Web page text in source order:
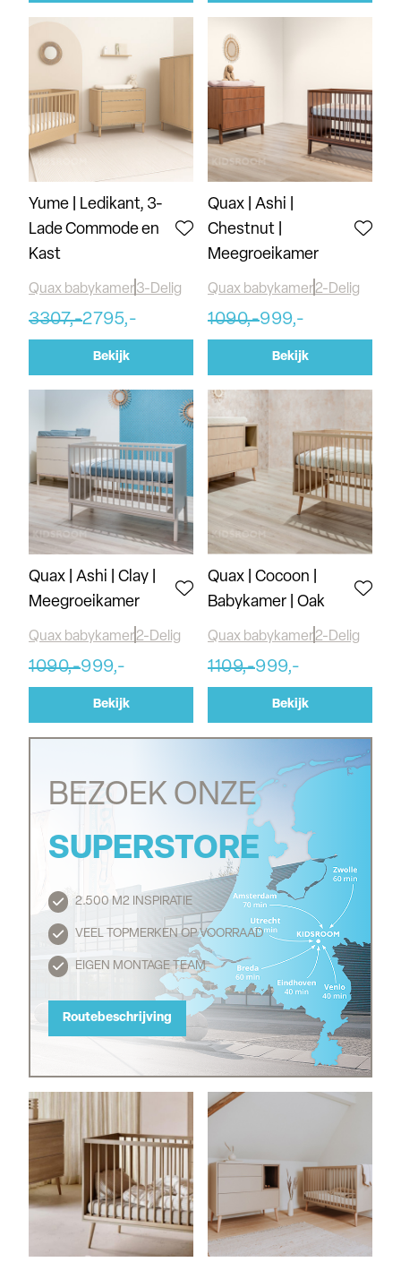
Yume | Ledikant, 3-
Lade Commode en
Kast
Quax babykamer3-Delig
3307,-2795,-
Bekijk
Quax | Ashi |
Chestnut |
Meegroeikamer
Quax babykamer2-Delig
1090,-999,-
Bekijk
Quax | Ashi | Clay |
Meegroeikamer
Quax babykamer2-Delig
1090,-999,-
Bekijk
Quax | Cocoon |
Babykamer | Oak
Quax babykamer2-Delig
1109,-999,-
Bekijk
BEZOEK ONZE
SUPERSTORE
2.500 M2 INSPIRATIE
VEEL TOPMERKEN OP VOORRAAD
EIGEN MONTAGE TEAM
Routebeschrijving
Routebeschrijving